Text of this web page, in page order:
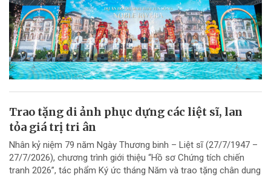
Trao tặng di ảnh phục dựng các liệt sĩ, lan
tỏa giá trị tri ân
Nhân kỷ niệm 79 năm Ngày Thương binh – Liệt sĩ (27/7/1947 –
27/7/2026), chương trình giới thiệu “Hồ sơ Chứng tích chiến
tranh 2026”, tác phẩm Ký ức tháng Năm và trao tặng chân dung